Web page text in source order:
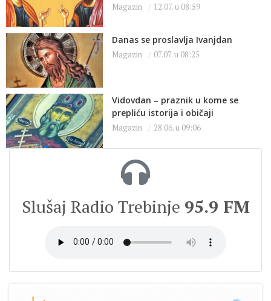
Magazin 12.07. u 08:59
Danas se proslavlja Ivanjdan
Magazin 07.07. u 08:25
Vidovdan – praznik u kome se
prepliću istorija i običaji
Magazin 28.06. u 09:06
Slušaj Radio Trebinje 95.9 FM